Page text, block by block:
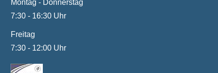
Montag - Donnerstag
7:30 - 16:30 Uhr
Freitag
7:30 - 12:00 Uhr